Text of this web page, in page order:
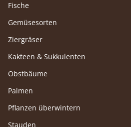
Fische
Gemüsesorten
Ziergräser
Kakteen & Sukkulenten
Obstbäume
Palmen
Pflanzen überwintern
Stauden